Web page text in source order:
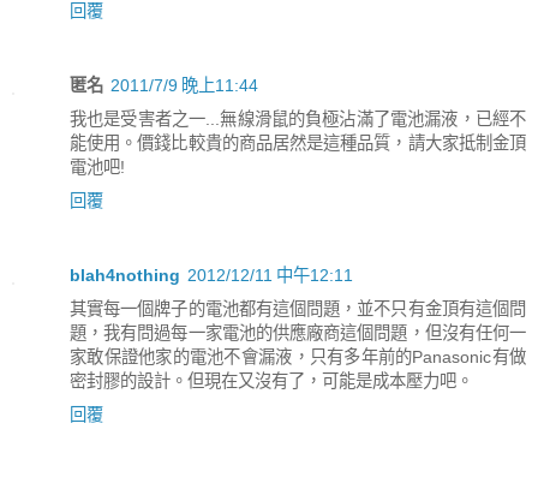
回覆
匿名 2011/7/9 晚上11:44
我也是受害者之一...無線滑鼠的負極沾滿了電池漏液，已經不
能使用。價錢比較貴的商品居然是這種品質，請大家抵制金頂
電池吧!
回覆
blah4nothing 2012/12/11 中午12:11
其實每一個牌子的電池都有這個問題，並不只有金頂有這個問
題，我有問過每一家電池的供應廠商這個問題，但沒有任何一
家敢保證他家的電池不會漏液，只有多年前的Panasonic有做
密封膠的設計。但現在又沒有了，可能是成本壓力吧。
回覆